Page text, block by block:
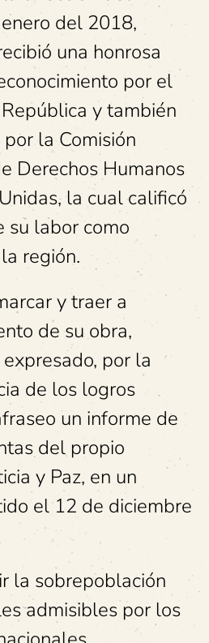
del 2018,
una honrosa
por el
y también
la Comisión
Derechos Humanos
la cual calificó
su labor como
región.
y traer a
de su obra,
por la
de los logros
un informe de
del propio
y Paz, en un
el 12 de diciembre
la sobrepoblación
admisibles por los